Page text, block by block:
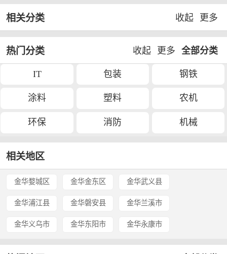
相关分类 更多
收起
热门分类 全部分类
更多
收起
IT 包装 钢铁
涂料 塑料 农机
环保 消防 机械
相关地区
金华婺城区 金华金东区 金华武义县
金华浦江县 金华磐安县 金华兰溪市
金华义乌市 金华东阳市 金华永康市